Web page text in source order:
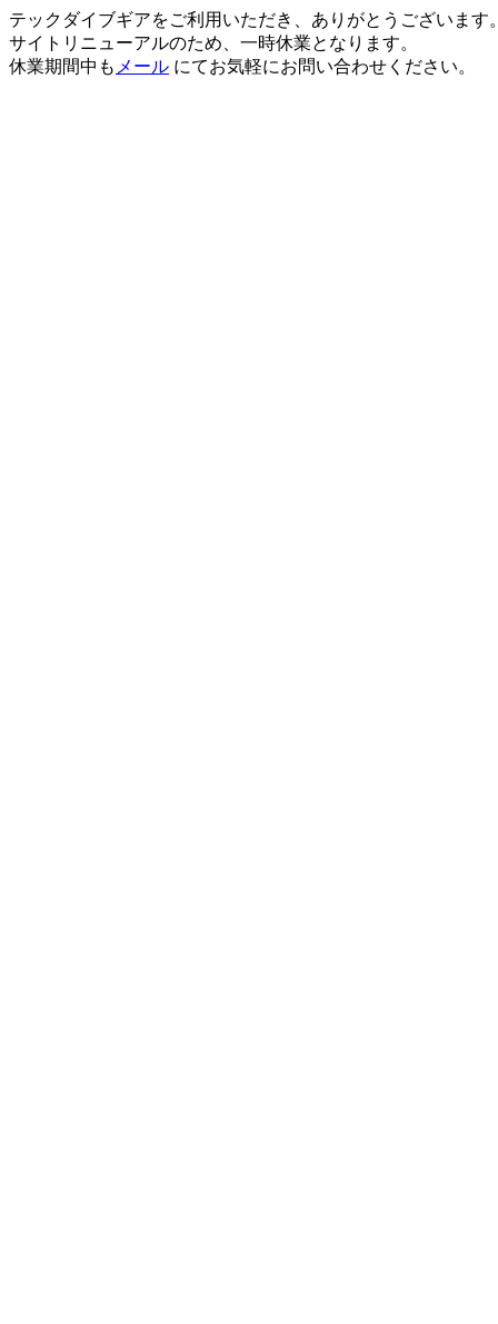
テックダイブギアをご利用いただき、ありがとうございます
サイトリニューアルのため、一時休業となります。
休業期間中も メール にてお気軽にお問い合わせください。